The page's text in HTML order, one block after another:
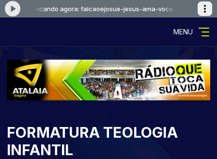
eu Tocando agora: falcaoejosue-jesus-ama-voceprimeiro-cd-
MENU
FORMATURA TEOLOGIA
INFANTIL